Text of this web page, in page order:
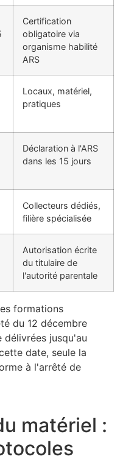
Certification
obligatoire via
organisme habilité
ARS
Locaux, matériel,
pratiques
Déclaration à l'ARS
dans les 15 jours
Collecteurs dédiés,
filière spécialisée
Autorisation écrite
du titulaire de
l'autorité parentale
formations
du 12 décembre
jusqu'au
date, seule la
à l'arrêté de
matériel :